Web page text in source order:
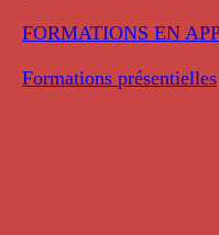
FORMATIONS EN
Formations présentielles